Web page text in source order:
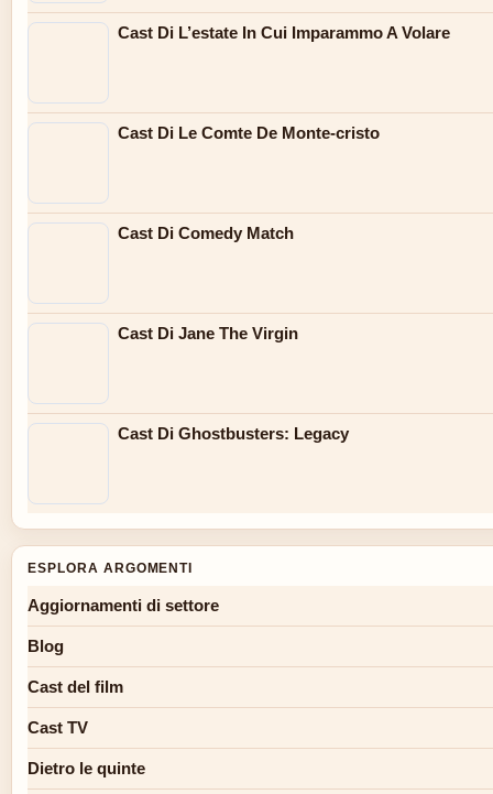
Cast Di L’estate In Cui Imparammo A Volare
Cast Di Le Comte De Monte-cristo
Cast Di Comedy Match
Cast Di Jane The Virgin
Cast Di Ghostbusters: Legacy
ESPLORA ARGOMENTI
Aggiornamenti di settore
Blog
Cast del film
Cast TV
Dietro le quinte